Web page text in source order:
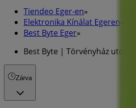
Tiendeo Eger-en»
Elektronika Kínálat Egeren
Best Byte Eger»
Best Byte | Törvényház utca 4
Zárva